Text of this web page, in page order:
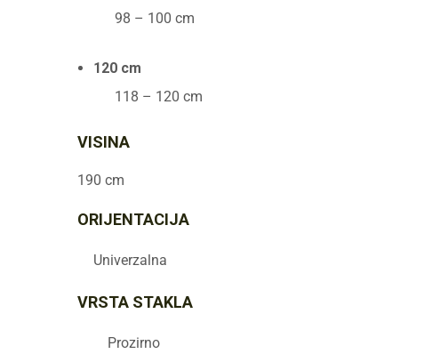
98 – 100 cm
120 cm
118 – 120 cm
VISINA
190 cm
ORIJENTACIJA
Univerzalna
VRSTA STAKLA
Prozirno